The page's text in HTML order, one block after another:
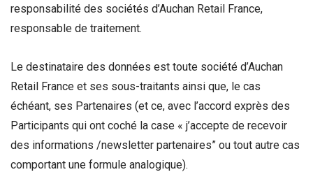
responsabilité des sociétés d’Auchan Retail France,
responsable de traitement.
Le destinataire des données est toute société d’Auchan
Retail France et ses sous-traitants ainsi que, le cas
échéant, ses Partenaires (et ce, avec l’accord exprès des
Participants qui ont coché la case « j’accepte de recevoir
des informations /newsletter partenaires” ou tout autre cas
comportant une formule analogique).